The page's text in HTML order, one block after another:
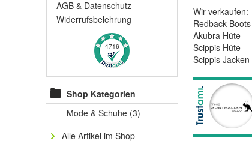
AGB & Datenschutz
Widerrufsbelehrung
4716
Shop Kategorien
Mode & Schuhe (3)
Alle Artikel im Shop
Wir verkaufen:
Redback Boots
Akubra Hüte
Scippis Hüte
Scippis Jacken